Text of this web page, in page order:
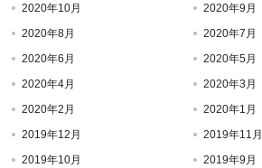
2020年10月
2020年9月
2020年8月
2020年7月
2020年6月
2020年5月
2020年4月
2020年3月
2020年2月
2020年1月
2019年12月
2019年11月
2019年10月
2019年9月